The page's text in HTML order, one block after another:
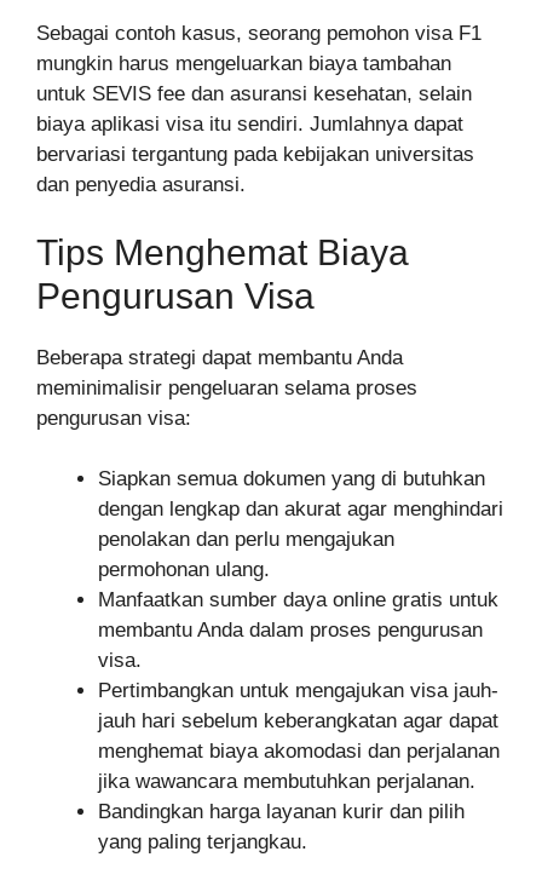
Sebagai contoh kasus, seorang pemohon visa F1
mungkin harus mengeluarkan biaya tambahan
untuk SEVIS fee dan asuransi kesehatan, selain
biaya aplikasi visa itu sendiri. Jumlahnya dapat
bervariasi tergantung pada kebijakan universitas
dan penyedia asuransi.
Tips Menghemat Biaya
Pengurusan Visa
Beberapa strategi dapat membantu Anda
meminimalisir pengeluaran selama proses
pengurusan visa:
Siapkan semua dokumen yang di butuhkan
dengan lengkap dan akurat agar menghindari
penolakan dan perlu mengajukan
permohonan ulang.
Manfaatkan sumber daya online gratis untuk
membantu Anda dalam proses pengurusan
visa.
Pertimbangkan untuk mengajukan visa jauh-
jauh hari sebelum keberangkatan agar dapat
menghemat biaya akomodasi dan perjalanan
jika wawancara membutuhkan perjalanan.
Bandingkan harga layanan kurir dan pilih
yang paling terjangkau.